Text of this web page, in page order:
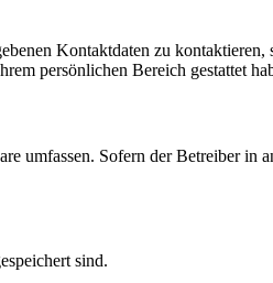
Kontaktdaten zu
persönlichen Bereich gestattet
umfassen. Sofern der Betreiber in
sind.